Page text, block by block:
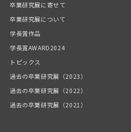
卒業研究展に寄せて
卒業研究展について
学長賞作品
学長賞AWARD2024
トピックス
過去の卒業研究展（2023）
過去の卒業研究展（2022）
過去の卒業研究展（2021）